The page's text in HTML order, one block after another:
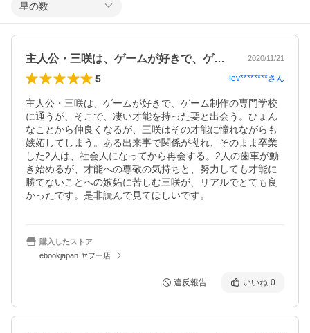
星の数
主人公・三咲は、ゲームが好きで、ゲーム… 2020/11/21
5 lov********さん
主人公・三咲は、ゲームが好きで、ゲーム制作の専門学校
に通うが、そこで、凄い才能を持った要と出会う。ひょん
なことから仲良くなるが、三咲はその才能に憧れながらも
嫉妬してしまう。ある出来事で関係が拗れ、そのまま卒業
した2人は、社会人になってから再会する。2人の歯車が動
き始めるが、才能への尊敬の気持ちと、努力しても才能に
勝てないことへの嫉妬に苦しむ三咲が、リアルでとても良
かったです。是非読んで見てほしいです。
購入したストア
ebookjapan ヤフー店
違反報告 いいね 0